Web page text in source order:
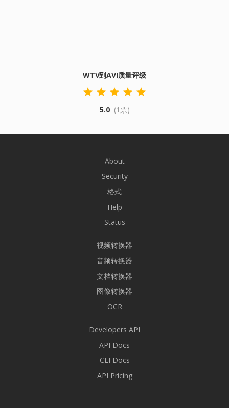
WTV到AVI质量评级
5.0 (1票)
About
Security
格式
Help
Status
视频转换器
音频转换器
文档转换器
图像转换器
OCR
Developers API
API Docs
CLI Docs
API Pricing